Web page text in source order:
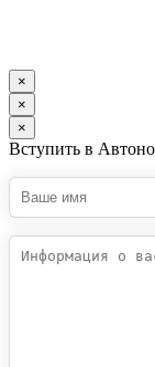
×
×
×
Вступить в